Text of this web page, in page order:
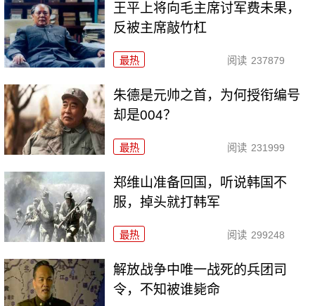
王平上将向毛主席讨军费未果，
反被主席敲竹杠
最热 阅读 237879
朱德是元帅之首，为何授衔编号
却是004？
最热 阅读 231999
郑维山准备回国，听说韩国不
服，掉头就打韩军
最热 阅读 299248
解放战争中唯一战死的兵团司
令，不知被谁毙命